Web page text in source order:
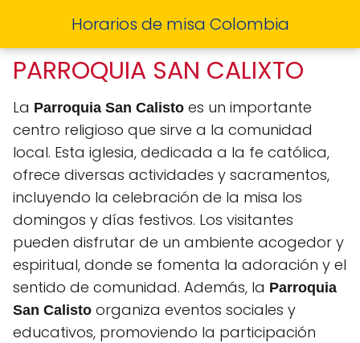
Horarios de misa Colombia
PARROQUIA SAN CALIXTO
La Parroquia San Calisto es un importante
centro religioso que sirve a la comunidad
local. Esta iglesia, dedicada a la fe católica,
ofrece diversas actividades y sacramentos,
incluyendo la celebración de la misa los
domingos y días festivos. Los visitantes
pueden disfrutar de un ambiente acogedor y
espiritual, donde se fomenta la adoración y el
sentido de comunidad. Además, la Parroquia
San Calisto organiza eventos sociales y
educativos, promoviendo la participación